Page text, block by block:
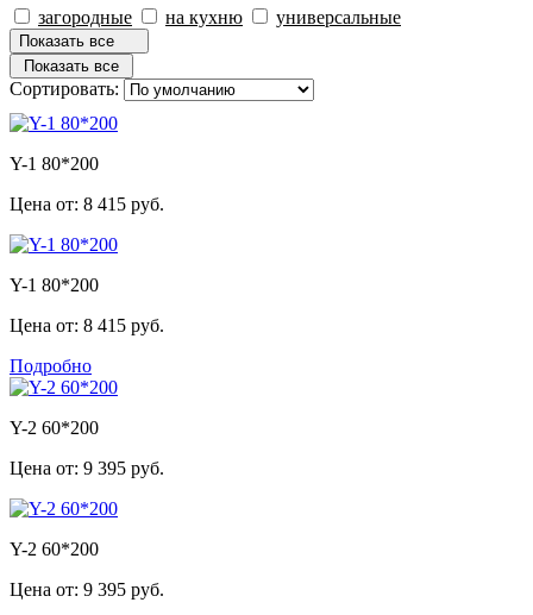
загородные
на кухню универсальные
Показать все
Показать все
Сортировать:
Y-1 80*200
Цена от: 8 415 руб.
Y-1 80*200
Цена от: 8 415 руб.
Подробно
Y-2 60*200
Цена от: 9 395 руб.
Y-2 60*200
Цена от: 9 395 руб.